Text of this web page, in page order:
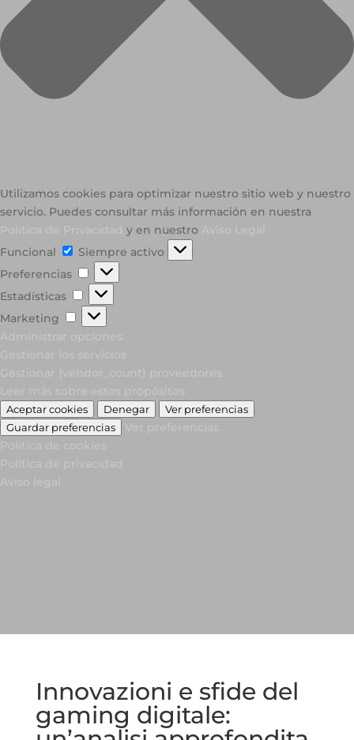
Utilizamos cookies para optimizar nuestro sitio web y nuestro
servicio. Puedes consultar más información en nuestra
y en nuestro
Funcional
Funcional
Siempre activo
Preferencias
Preferencias
Estadísticas
Estadísticas
Marketing
Marketing
Aceptar cookies Denegar
Ver preferencias
Guardar preferencias
Innovazioni e sfide del
gaming digitale: